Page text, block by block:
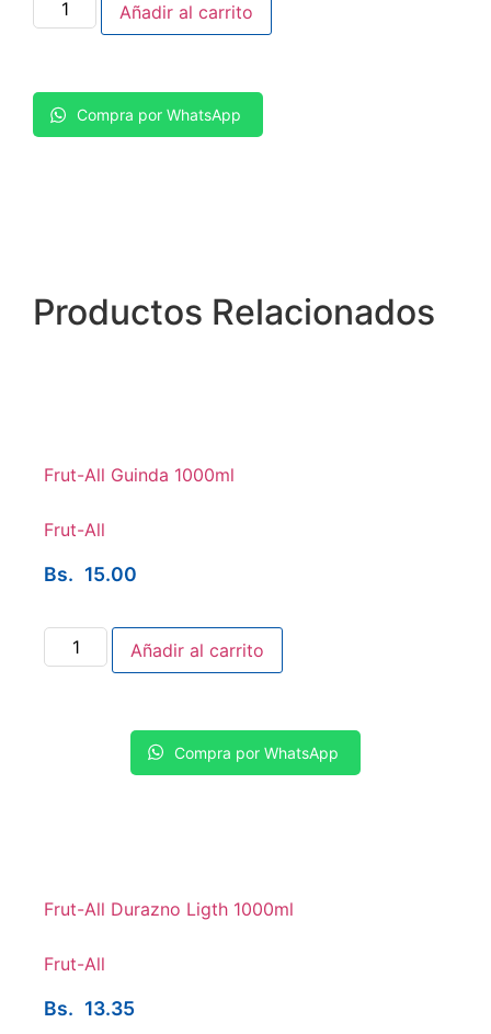
Añadir al carrito
Compra por WhatsApp
Productos Relacionados
Frut-All Guinda 1000ml
Frut-All
Bs. 15.00
Añadir al carrito
Compra por WhatsApp
Frut-All Durazno Ligth 1000ml
Frut-All
Bs. 13.35